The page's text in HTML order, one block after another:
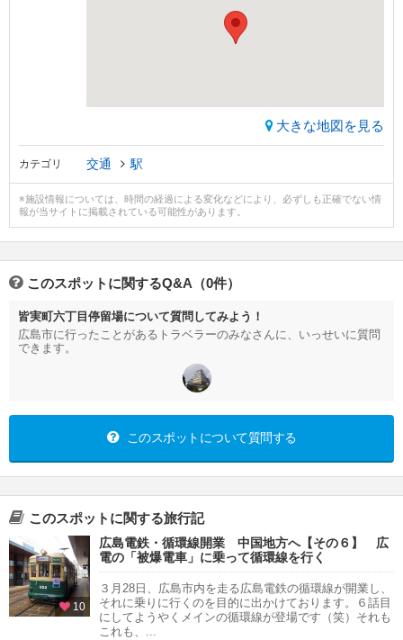
大きな地図を見る
カテゴリ 交通 駅
※施設情報については、時間の経過による変化などにより、必ずしも正確でない情
報が当サイトに掲載されている可能性があります。
このスポットに関するQ&A（0件）
皆実町六丁目停留場について質問してみよう！
広島市に行ったことがあるトラベラーのみなさんに、いっせいに質問
できます。
このスポットについて質問する
このスポットに関する旅行記
10
広島電鉄・循環線開業 中国地方へ【その６】 広
電の「被爆電車」に乗って循環線を行く
３月28日、広島市内を走る広島電鉄の循環線が開業し、
それに乗りに行くのを目的に出かけております。６話目
にしてようやくメインの循環線が登場です（笑）それも
これも、...